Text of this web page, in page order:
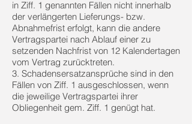
in Ziff. 1 genannten Fällen nicht innerhalb
der verlängerten Lieferungs- bzw.
Abnahmefrist erfolgt, kann die andere
Vertragspartei nach Ablauf einer zu
setzenden Nachfrist von 12 Kalendertagen
vom Vertrag zurücktreten.
3. Schadensersatzansprüche sind in den
Fällen von Ziff. 1 ausgeschlossen, wenn
die jeweilige Vertragspartei ihrer
Obliegenheit gem. Ziff. 1 genügt hat.